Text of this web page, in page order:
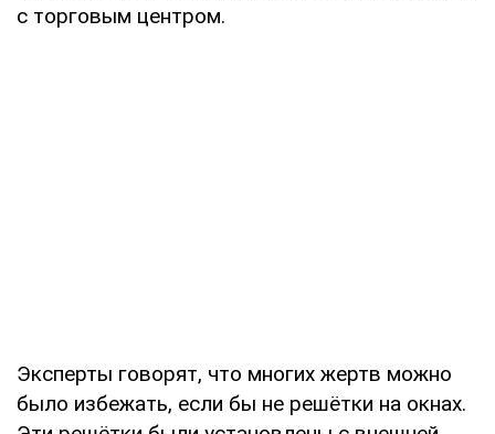
с торговым центром.
Эксперты говорят, что многих жертв можно
было избежать, если бы не решётки на окнах.